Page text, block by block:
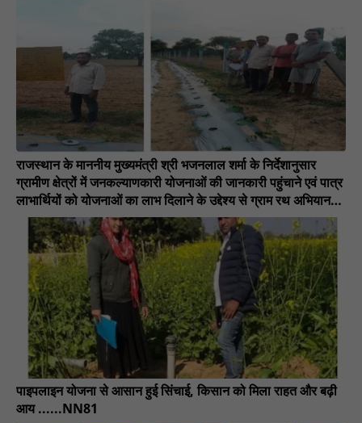
राजस्थान के माननीय मुख्यमंत्री श्री भजनलाल शर्मा के निर्देशानुसार
ग्रामीण क्षेत्रों में जनकल्याणकारी योजनाओं की जानकारी पहुंचाने एवं पात्र
लाभार्थियों को योजनाओं का लाभ दिलाने के उद्देश्य से ग्राम रथ अभियान
संचालित किया जा रहा है। अभियान के माध्यम से ग्रामीणों को विभिन्न
विभागों की योजनाओं की जानकारी देकर लाभान्वित किया जा रहा
है।............NN81
पाइपलाइन योजना से आसान हुई सिंचाई, किसान को मिला राहत और बढ़ी
आय ......NN81